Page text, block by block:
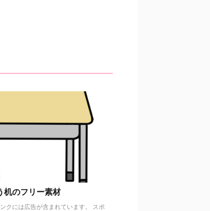
机のフリー素材
クには広告が含まれています。 スポ